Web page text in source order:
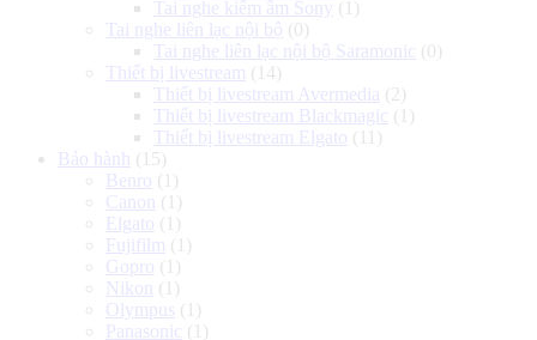
Tai nghe kiểm âm Sony (1)
Tai nghe liên lạc nội bộ (0)
Tai nghe liên lạc nội bộ Saramonic (0)
Thiết bị livestream (14)
Thiết bị livestream Avermedia (2)
Thiết bị livestream Blackmagic (1)
Thiết bị livestream Elgato (11)
Bảo hành
(15)
Benro (1)
Canon
(1)
Elgato (1)
Fujifilm (1)
Gopro (1)
Nikon
(1)
Olympus (1)
Panasonic (1)